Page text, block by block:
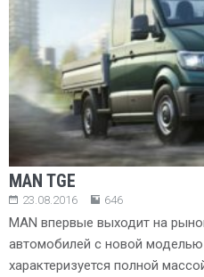
MAN TGE
23.08.2016 646
MAN впервые выходит на
автомобилей с новой моделью
характеризуется полной